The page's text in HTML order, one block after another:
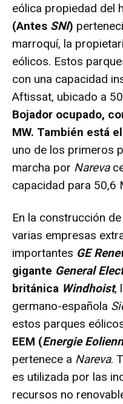
eólica propiedad del
(Antes SNI)
marroquí, la
eólicos. Estos
con una capacidad
Aftissat, ubicado a
Bojador ocupado,
MW. También está
uno de los primeros
marcha por Nareva
capacidad para 50,6
En la construcción
varias empresas
importantes GE
gigante General
británica Windhoist,
germano-española
estos parques
EEM (Energie
pertenece a Nareva.
es utilizada por las
recursos no